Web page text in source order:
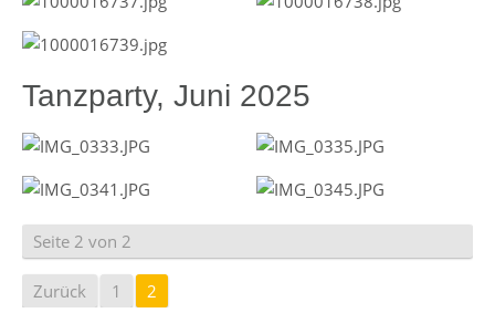
Tanzparty, Juni 2025
Seite 2 von 2
Zurück 1 2